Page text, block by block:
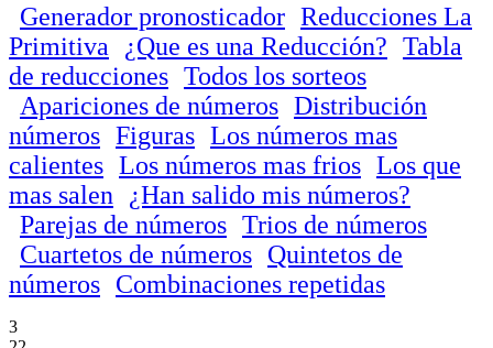
Generador pronosticador Reducciones La
Primitiva
¿Que es una Reducción? Tabla
de reducciones Todos los sorteos
Apariciones de números Distribución
números Figuras Los números mas
calientes Los números mas frios Los que
mas salen
¿Han salido mis números?
Parejas de números Trios de números
Cuartetos de números Quintetos de
números Combinaciones repetidas
3